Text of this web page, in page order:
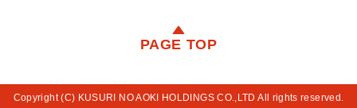
PAGE TOP
Copyright (C) KUSURI NO AOKI HOLDINGS CO.,LTD All rights reserved.